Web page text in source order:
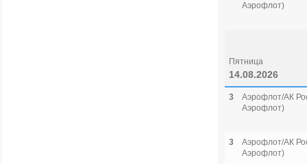
Аэрофлот)
Пятница
14.08.2026
3
Аэрофлот/АК
Аэрофлот)
3
Аэрофлот/АК
Аэрофлот)